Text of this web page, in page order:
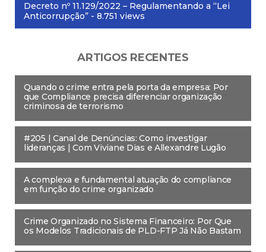
Decreto nº 11.129/2022 – Regulamentando a “Lei
Anticorrupção” - 8.751 views
ARTIGOS RECENTES
Quando o crime entra pela porta da empresa: Por
que Compliance precisa diferenciar organização
criminosa de terrorismo
#205 | Canal de Denúncias: Como investigar
lideranças | Com Viviane Dias e Allexandre Lugão
A complexa e fundamental atuação do compliance
em função do crime organizado
Crime Organizado no Sistema Financeiro: Por Que
os Modelos Tradicionais de PLD-FTP Já Não Bastam